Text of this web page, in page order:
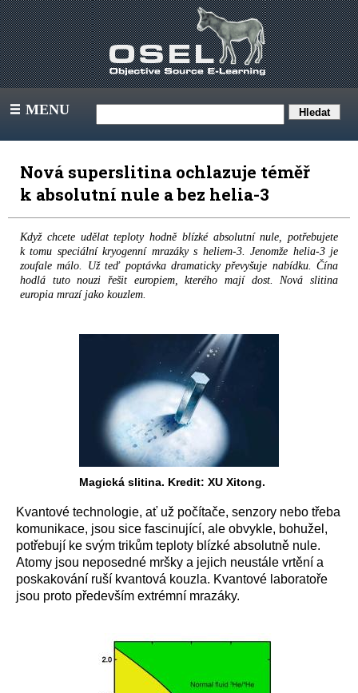
III MENU
Nová superslitina ochlazuje téměř
k absolutní nule a bez helia-3
Když chcete udělat teploty hodně blízké absolutní nule, potřebujete
k tomu speciální kryogenní mrazáky s heliem-3. Jenomže helia-3 je
zoufale málo. Už teď poptávka dramaticky převyšuje nabídku. Čína
hodlá tuto nouzi řešit europiem, kterého mají dost. Nová slitina
europia mrazí jako kouzlem.
Magická slitina. Kredit: XU Xitong.
Kvantové technologie, ať už počítače, senzory nebo třeba
komunikace, jsou sice fascinující, ale obvykle, bohužel,
potřebují ke svým trikům teploty blízké absolutně nule.
Atomy jsou neposedné mršky a jejich neustále vrtění a
poskakování ruší kvantová kouzla. Kvantové laboratoře
jsou proto především extrémní mrazáky.